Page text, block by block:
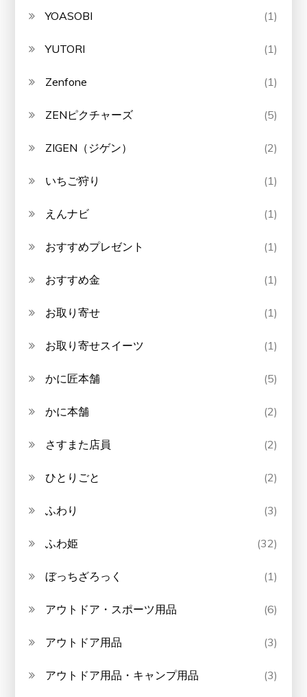
YOASOBI (1)
YUTORI (1)
Zenfone (1)
ZENピクチャーズ (5)
ZIGEN（ジゲン） (2)
いちご狩り (1)
えんナビ (1)
おすすめプレゼント (1)
おすすめ金 (1)
お取り寄せ (1)
お取り寄せスイーツ (1)
かに匠本舗 (5)
かに本舗 (2)
さすまた店員 (2)
ひとりごと (2)
ふわり (3)
ふわ姫 (32)
ぼっちざろっく (1)
アウトドア・スポーツ用品 (6)
アウトドア用品 (3)
アウトドア用品・キャンプ用品 (3)